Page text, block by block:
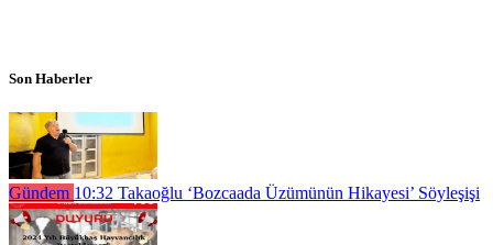
Son Haberler
Gündem 10:32 Takaoğlu ‘Bozcaada Üzümünün Hikayesi’ Söyleşişi